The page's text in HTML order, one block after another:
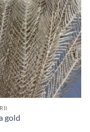
gold